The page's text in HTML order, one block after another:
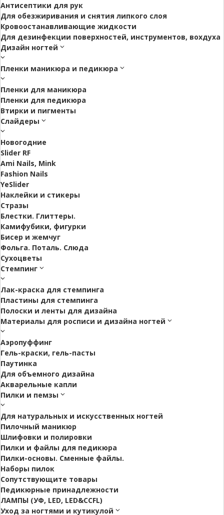
Антисептики для рук
Для обезжиривания и снятия липкого слоя
Кровоостанавливающие жидкости
Для дезинфекции поверхностей, инструментов, вохдуха
Дизайн ногтей
Пленки маникюра и педикюра
Пленки для маникюра
Пленки для педикюра
Втирки и пигменты
Слайдеры
Новогодние
Slider RF
Ami Nails, Mink
Fashion Nails
YeSlider
Наклейки и стикеры
Стразы
Блестки. Глиттеры.
Камифубики, фигурки
Бисер и жемчуг
Фольга. Поталь. Слюда
Сухоцветы
Стемпинг
Лак-краска для стемпинга
Пластины для стемпинга
Полоски и ленты для дизайна
Материалы для росписи и дизайна ногтей
Аэропуффинг
Гель-краски, гель-пасты
Паутинка
Для объемного дизайна
Акварельные капли
Пилки и пемзы
Для натуральных и искусственных ногтей
Пилочный маникюр
Шлифовки и полировки
Пилки и файлы для педикюра
Пилки-основы. Сменные файлы.
Наборы пилок
Сопутствующите товары
Педикюрные принадлежности
ЛАМПЫ (УФ, LED, LED&CCFL)
Уход за ногтями и кутикулой